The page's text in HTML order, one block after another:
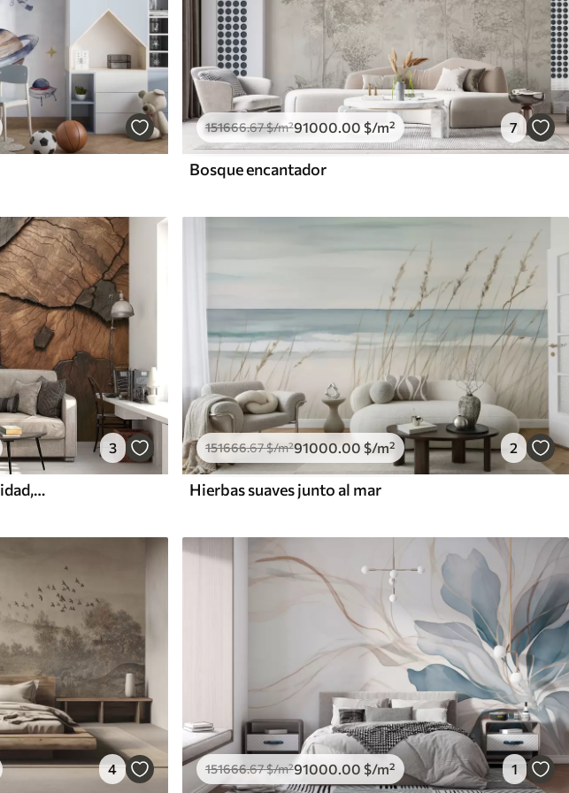
151666.67$/m²91000 .00 $/m² 7
Bosque encantador
3
madera, textura, grietas, oscuridad, corteza, superficie
151666.67$/m²91000.00 $/m² 2
Hierbas suaves junto al mar
4 151666.67$/m²91000 .00 $/m² 1